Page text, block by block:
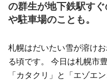
の群生が地下鉄駅す
や駐車場のことも。
札幌はだいたい雪が溶け
る頃です。 今日は札幌市
「カタクリ」と「エゾエ